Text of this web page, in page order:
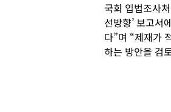
국회 입법조사
선방향’ 보고서
다”며 “제재가
하는 방안을 검